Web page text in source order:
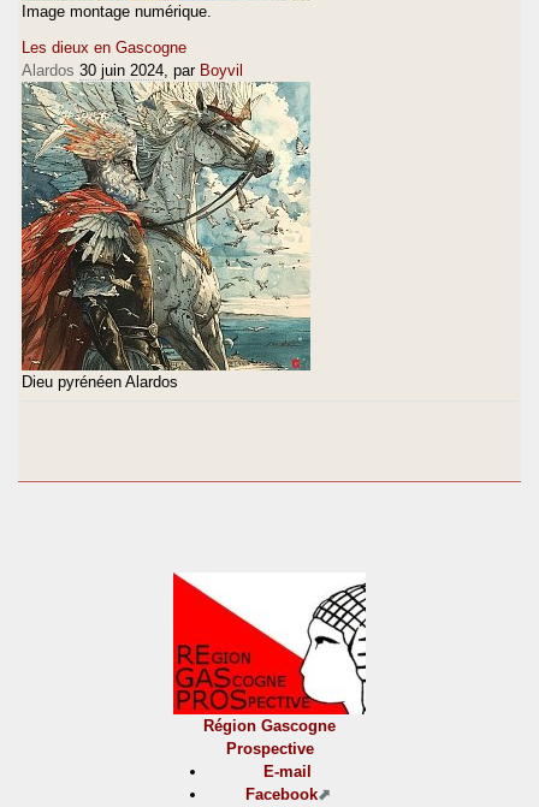
Image montage numérique.
Les dieux en Gascogne
Alardos 30 juin 2024 , par Boyvil
Dieu pyrénéen Alardos
Région Gascogne
Prospective
E-mail
Facebook